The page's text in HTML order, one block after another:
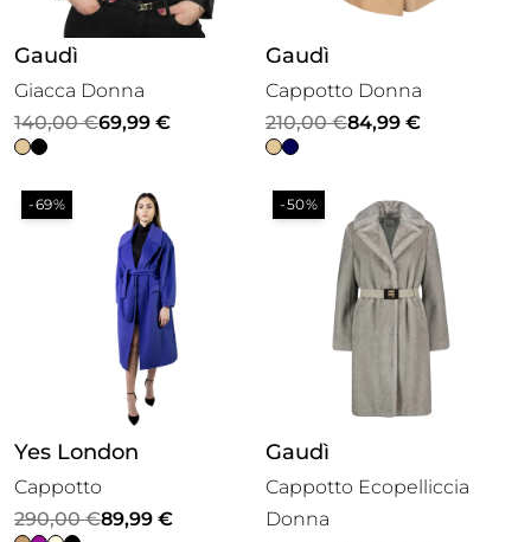
Gaudì
Giacca Donna
140,00€
Il
prezzo
originale
era:
69,99 €
Il
prezzo
attuale
è:
Gaudì
Cappotto Donna
210,00€
Il
prezzo
originale
era:
210,00 €.
84,99 €
Il
prezzo
attuale
è:
-69%
Yes London
Cappotto
290,00€
Il
89,99 €
Il
-50%
Gaudì
Cappotto Ecopelliccia
Donna